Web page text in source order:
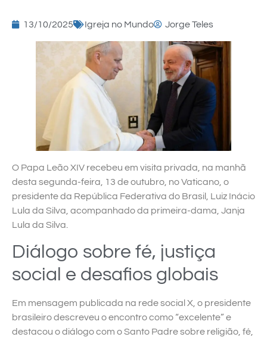
13/10/2025 Igreja no Mundo Jorge Teles
O Papa Leão XIV recebeu em visita privada, na manhã
desta segunda-feira, 13 de outubro, no Vaticano, o
presidente da República Federativa do Brasil, Luiz Inácio
Lula da Silva, acompanhado da primeira-dama, Janja
Lula da Silva.
Diálogo sobre fé, justiça
social e desafios globais
Em mensagem publicada na rede social X, o presidente
brasileiro descreveu o encontro como “excelente” e
destacou o diálogo com o Santo Padre sobre religião, fé,